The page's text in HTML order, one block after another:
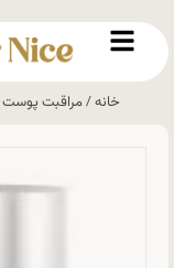
خانه/مراقبت پوست